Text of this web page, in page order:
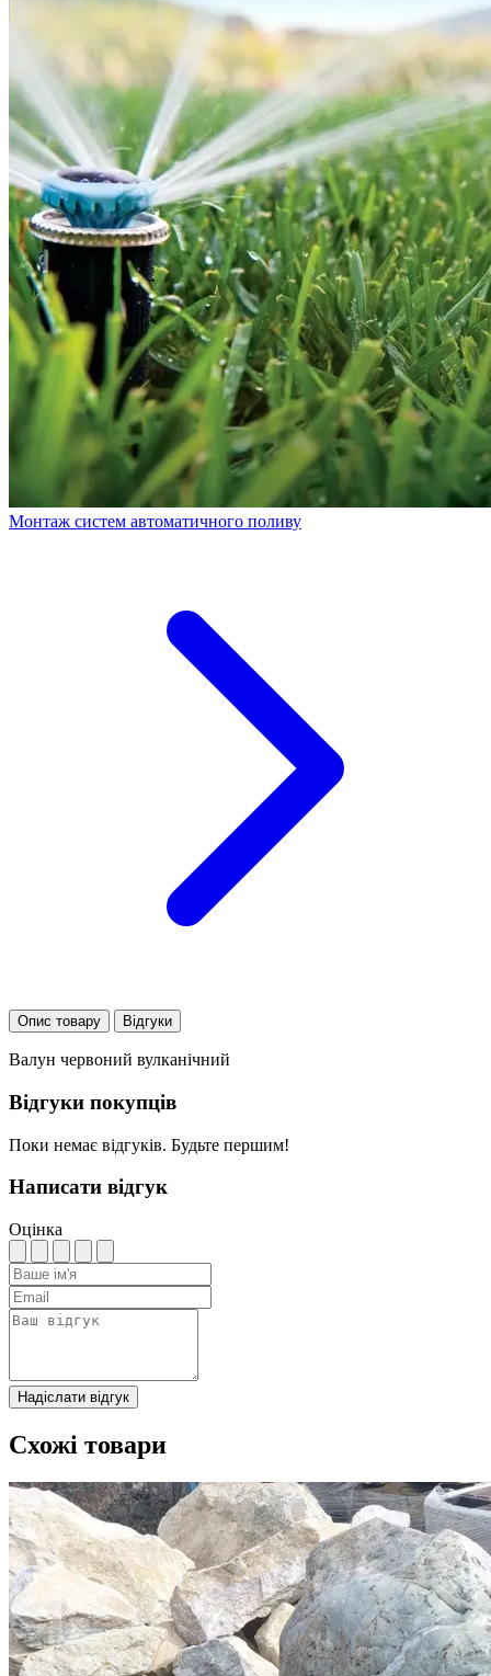
Монтаж систем автоматичного поливу
Опис товару Відгуки
Валун червоний вулканічний
Відгуки покупців
Поки немає відгуків. Будьте першим!
Написати відгук
Оцінка
Надіслати відгук
Схожі товари